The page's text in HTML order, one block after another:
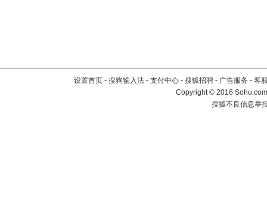
设置首页 - 搜狗输入法 - 支付中心 - 搜狐招聘 - 广告服务 - 客
Copyright©2016
搜狐不良信息举